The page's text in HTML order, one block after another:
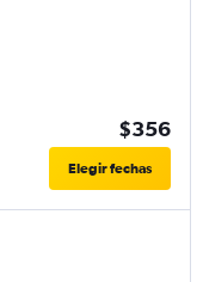
$356
Elegir fechas